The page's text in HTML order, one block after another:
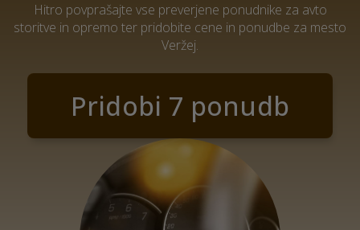
Hitro povprašajte vse preverjene ponudnike za avto
storitve in opremo ter pridobite cene in ponudbe za mesto
Veržej.
Pridobi 7 ponudb